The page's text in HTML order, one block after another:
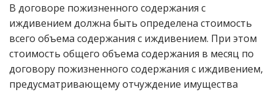
В договоре пожизненного содержания с
иждивением должна быть определена стоимость
всего объема содержания с иждивением. При этом
стоимость общего объема содержания в месяц по
договору пожизненного содержания с иждивением,
предусматривающему отчуждение имущества